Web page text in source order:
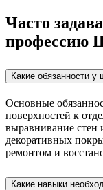
Часто
профессию
Какие обязанности у
Основные
поверхностей к
выравнивание стен
декоративных
ремонтом и
Какие навыки